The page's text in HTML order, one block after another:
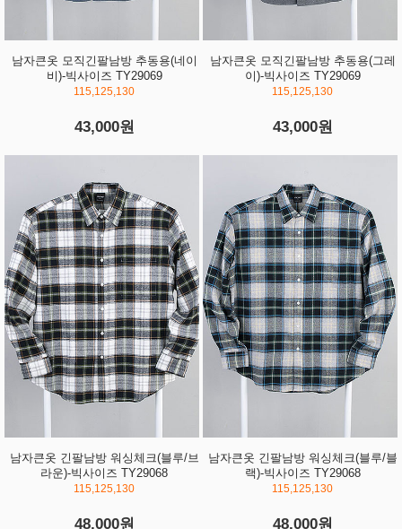
남자큰옷 모직긴팔남방 추동용(네이
비)-빅사이즈 TY29069
115,125,130
43,000원
남자큰옷 모직긴팔남방 추동용(그레
이)-빅사이즈 TY29069
115,125,130
43,000원
남자큰옷 긴팔남방 워싱체크(블루/브
라운)-빅사이즈 TY29068
115,125,130
48,000원
남자큰옷 긴팔남방 워싱체크(블루/블
랙)-빅사이즈 TY29068
115,125,130
48,000원